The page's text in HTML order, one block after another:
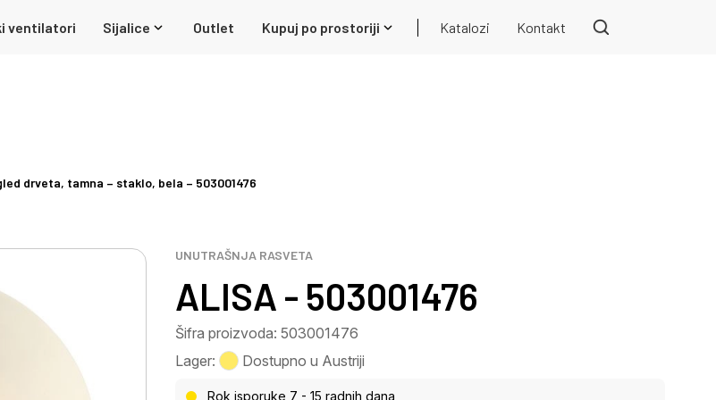
ventilatori Sijalice Outlet Kupuj po prostoriji Katalozi Kontakt
drveta, tamna – staklo, bela – 503001476
UNUTRAŠNJA RASVETA
ALISA - 503001476
Šifra proizvoda: 503001476
Lager:
Dostupno u Austriji
Rok isporuke 7 - 15 radnih dana